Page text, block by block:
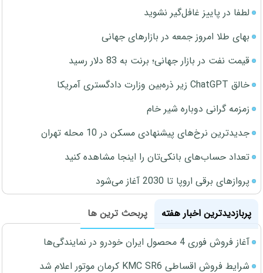
لطفا در پاییز غافل‌گیر نشوید
بهای طلا امروز جمعه در بازارهای جهانی
قیمت نفت در بازار جهانی؛ برنت به 83 دلار رسید
خالق ChatGPT زیر ذره‌بین وزارت دادگستری آمریکا
زمزمه گرانی دوباره شیر خام
جدیدترین نرخ‌های پیشنهادی مسکن در 10 محله تهران
تعداد حساب‌های بانکی‌تان را اینجا مشاهده کنید
پروازهای برقی اروپا تا 2030 آغاز می‌شود
پربازدیدترین اخبار هفته
پربحث ترین ها
آغاز فروش فوری 4 محصول ایران خودرو در نمایندگی‌ها
شرایط فروش اقساطی KMC SR6 کرمان موتور اعلام شد